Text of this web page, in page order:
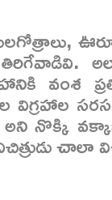
వంశ
విగ్రహాల
నొక్కి
చాలా